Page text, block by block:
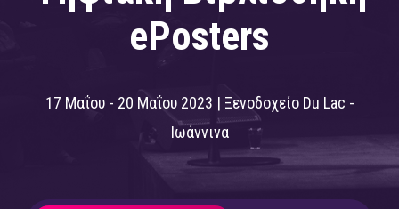
ePosters
17 Μαΐου - 20 Μαΐου 2023 | Ξενοδοχείο Du Lac -
Ιωάννινα